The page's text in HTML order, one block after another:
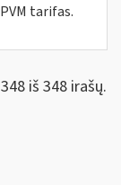
tarifas.
iš 348 irašų.